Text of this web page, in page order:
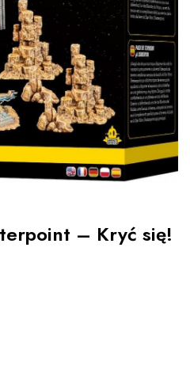
– Kryć się!